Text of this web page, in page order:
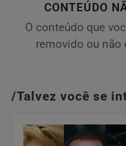
CONTEÚDO
O conteúdo que
removido ou não
/Talvez você se